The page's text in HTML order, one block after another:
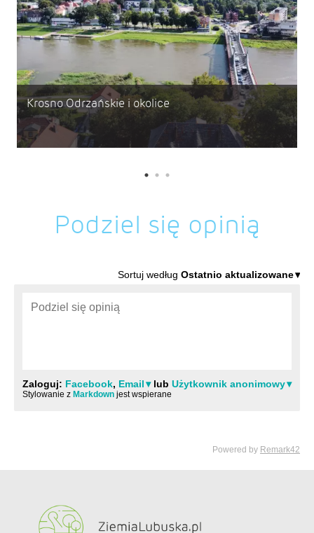
Krosno Odrzańskie i okolice
Podziel się opinią